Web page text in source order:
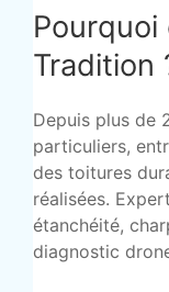
Pourquoi
Tradition
Depuis plus de
particuliers,
des toitures
réalisées.
étanchéité,
diagnostic